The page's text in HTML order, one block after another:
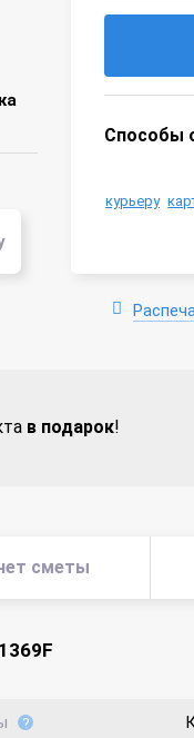
Способы
курьеру
в подарок!
сметы